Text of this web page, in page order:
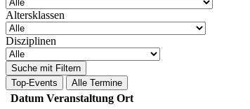
Altersklassen
Disziplinen
Suche mit Filtern
Top-Events
Alle Termine
Datum Veranstaltung Ort